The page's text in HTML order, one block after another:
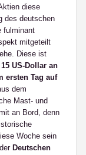
diese
des deutschen
fulminant
mitgeteilt
Diese ist
US-Dollar an
ersten Tag auf
dem
Mast- und
an Bord, denn
Woche sein
Deutschen